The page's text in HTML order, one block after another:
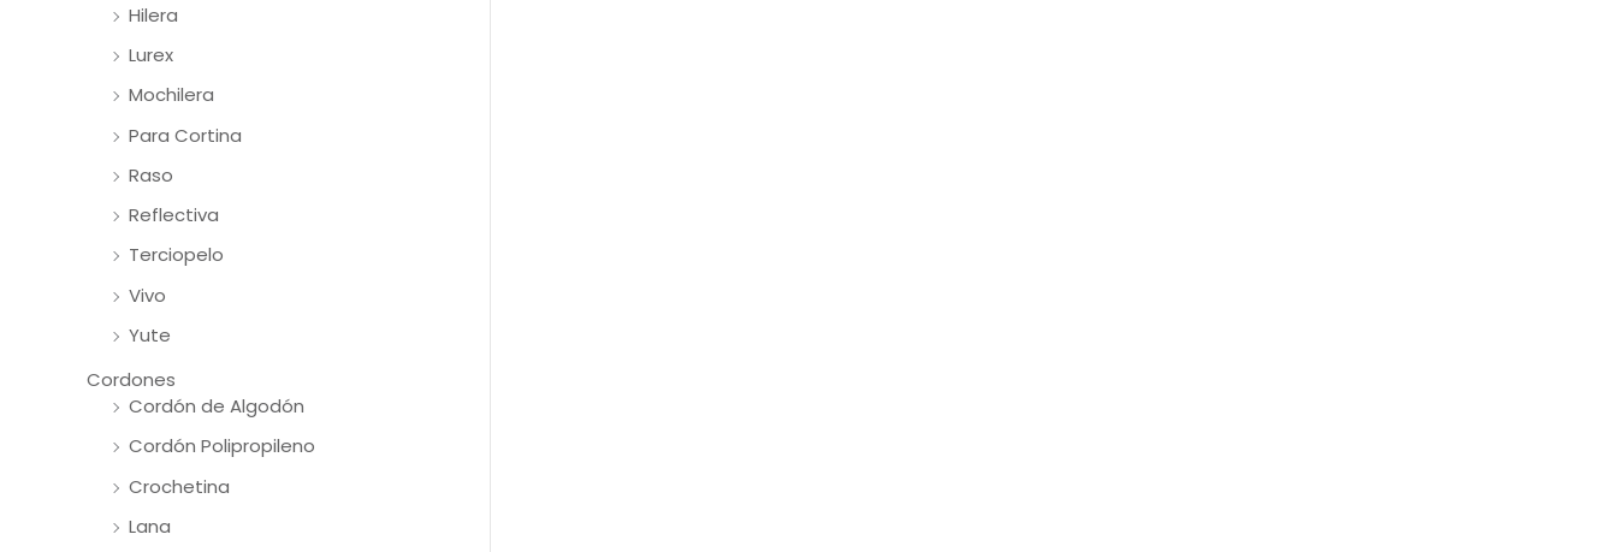
Hilera
Lurex
Mochilera
Para Cortina
Raso
Reflectiva
Terciopelo
Vivo
Yute
Cordones
Cordón de Algodón
Cordón Polipropileno
Crochetina
Lana